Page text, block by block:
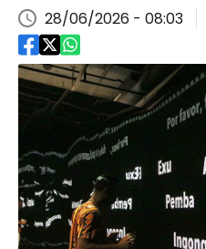
28/06/2026 - 08:03